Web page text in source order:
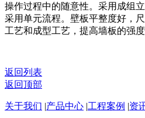
操作过程中的随意性。采用成组
采用单元流程。壁板平整度好，
工艺和成型工艺，提高墙板的强
返回列表
返回顶部
关于我们 |产品中心 |工程案例 |资